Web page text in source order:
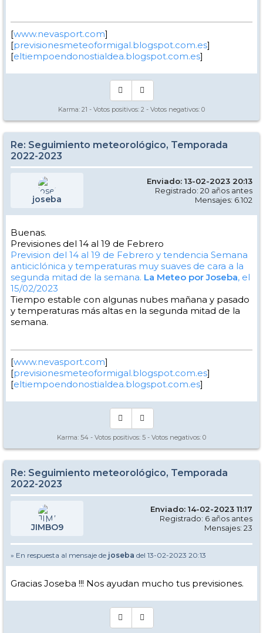
[www.nevasport.com]
[previsionesmeteoformigal.blogspot.com.es]
[eltiempoendonostialdea.blogspot.com.es]
Karma: 21 - Votos positivos: 2 - Votos negativos: 0
Re: Seguimiento meteorológico, Temporada
2022-2023
joseba
Enviado: 13-02-2023 20:13
Registrado: 20 años antes
Mensajes: 6.102
Buenas.
Previsiones del 14 al 19 de Febrero
Prevision del 14 al 19 de Febrero y tendencia Semana
anticiclónica y temperaturas muy suaves de cara a la
segunda mitad de la semana. La Meteo por Joseba, el
15/02/2023
Tiempo estable con algunas nubes mañana y pasado
y temperaturas más altas en la segunda mitad de la
semana.
[www.nevasport.com]
[previsionesmeteoformigal.blogspot.com.es]
[eltiempoendonostialdea.blogspot.com.es]
Karma: 54 - Votos positivos: 5 - Votos negativos: 0
Re: Seguimiento meteorológico, Temporada
2022-2023
JIMBO9
Enviado: 14-02-2023 11:17
Registrado: 6 años antes
Mensajes: 23
» En respuesta al mensaje de joseba del 13-02-2023 20:13
Gracias Joseba !!! Nos ayudan mucho tus previsiones.